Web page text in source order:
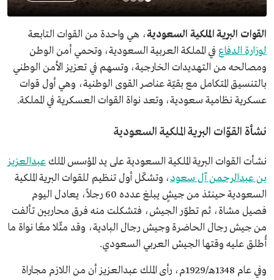
القوات البرية الملكية السعودية، هي واحدة من القوات التابعة
لوزارة الدفاع في المملكة العربية السعودية، وتحمي أمن الوطن
ومصالحه من التهديدات الخارجية، وتسهم في تعزيز الأمن الوطني
بالتنسيق المتكامل مع بقيّة عناصر القوى الوطنية، وهي أول قوات
عسكرية نظامية سعودية، وتعد نواة القوات العسكرية في المملكة.
نشأة القوّات البرية الملكية السعودية
نشأت القوات البرية الملكية السعودية على يد المؤسس الملكعبدالعزيز
بن عبدالرحمن آل سعود، وتشكّل أول تنظيم للقوات البرية الملكية
السعودية حينئذ من جيشٍ يبلغ عدده 60 رجلاً، يعادل اليوم
فصيل مشاة، ثم تطوّر الجيش، فتشكلت منه فرق محاربين تألفت
من جيش رجال الحاضرة وجيش رجال البادية، وقد مثّلا معًا نواة ما
أُطلق عليه وقتها الجيش العربي السعودي.
وفي عام 1348هـ/1929م، رأى الملك عبدالعزيز أن من اللازم مجاراة